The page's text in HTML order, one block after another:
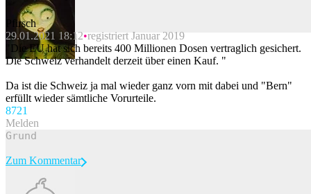
Beitrag melden
Pfirsch
29.01.2021 18:12 registriert Januar 2019
"Die EU hat sich bereits 400 Millionen Dosen vertraglich gesichert.
Die Schweiz verhandelt derzeit über einen Kauf. "
Da ist die Schweiz ja mal wieder ganz vorn mit dabei und "Bern"
erfüllt wieder sämtliche Vorurteile.
8721
Melden
Zum Kommentar